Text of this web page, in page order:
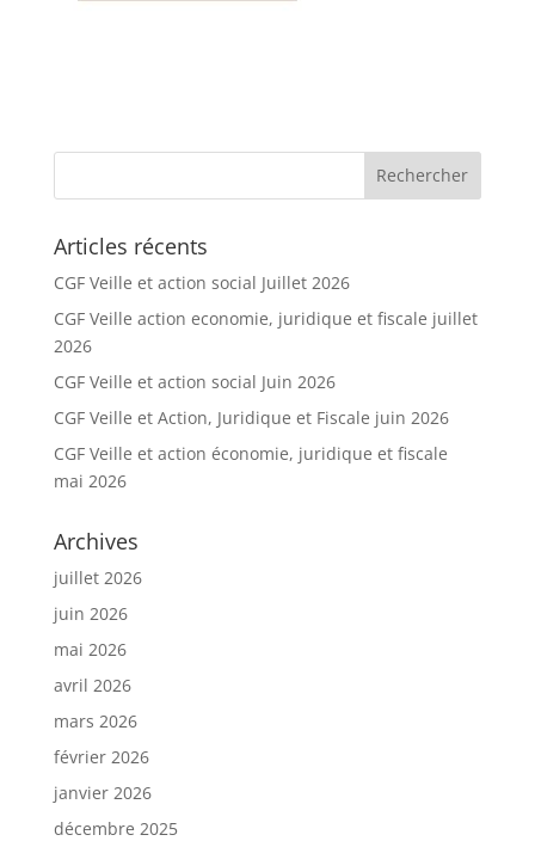
Articles récents
CGF Veille et action social Juillet 2026
CGF Veille action economie, juridique et fiscale juillet
2026
CGF Veille et action social Juin 2026
CGF Veille et Action, Juridique et Fiscale juin 2026
CGF Veille et action économie, juridique et fiscale
mai 2026
Archives
juillet 2026
juin 2026
mai 2026
avril 2026
mars 2026
février 2026
janvier 2026
décembre 2025